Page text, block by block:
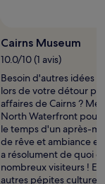
Cairns Museum
10.0/10 (1 avis)
Besoin d'autres idées
lors de votre détour
affaires de Cairns ?
North Waterfront pour
le temps d'un après-
de rêve et ambiance
a résolument de quoi
nombreux visiteurs !
autres pépites